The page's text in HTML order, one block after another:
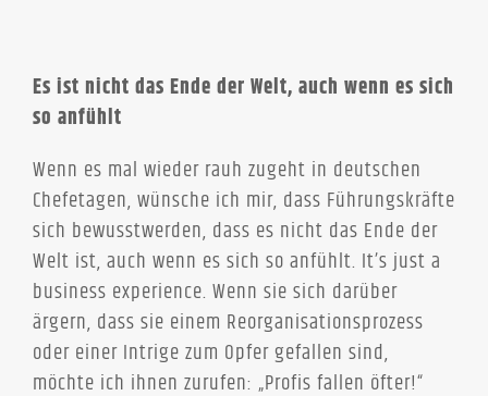
Es ist nicht das Ende der Welt, auch wenn es sich
so anfühlt
Wenn es mal wieder rauh zugeht in deutschen
Chefetagen, wünsche ich mir, dass Führungskräfte
sich bewusstwerden, dass es nicht das Ende der
Welt ist, auch wenn es sich so anfühlt. It’s just a
business experience. Wenn sie sich darüber
ärgern, dass sie einem Reorganisationsprozess
oder einer Intrige zum Opfer gefallen sind,
möchte ich ihnen zurufen: „Profis fallen öfter!“